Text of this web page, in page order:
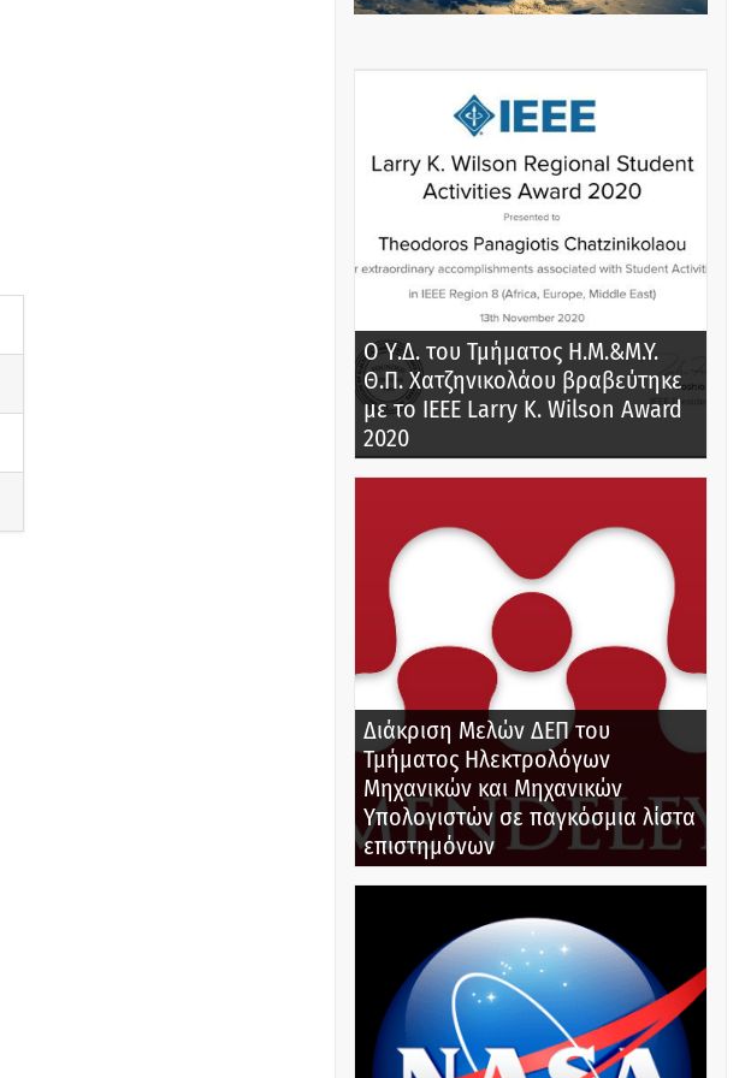
Ο Υ.Δ. του Τμήματος Η.Μ.&M.Y.
Θ.Π. Χατζηνικολάου βραβεύτηκε
με το IEEE Larry K. Wilson Award
2020
Διάκριση Μελών ΔΕΠ του
Τμήματος Ηλεκτρολόγων
Μηχανικών και Μηχανικών
Υπολογιστών σε παγκόσμια λίστα
επιστημόνων